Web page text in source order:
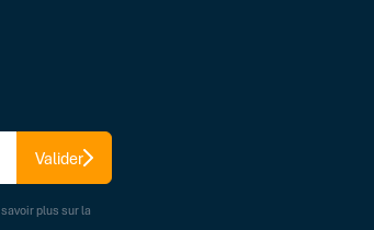
Valider
plus sur la